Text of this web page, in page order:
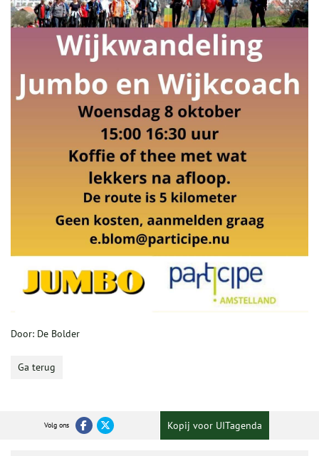
Door: De Bolder
Ga terug
Volg ons Kopij voor UITagenda